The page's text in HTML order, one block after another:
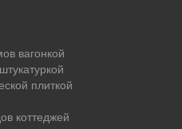
вагонкой
плиткой
коттеджей